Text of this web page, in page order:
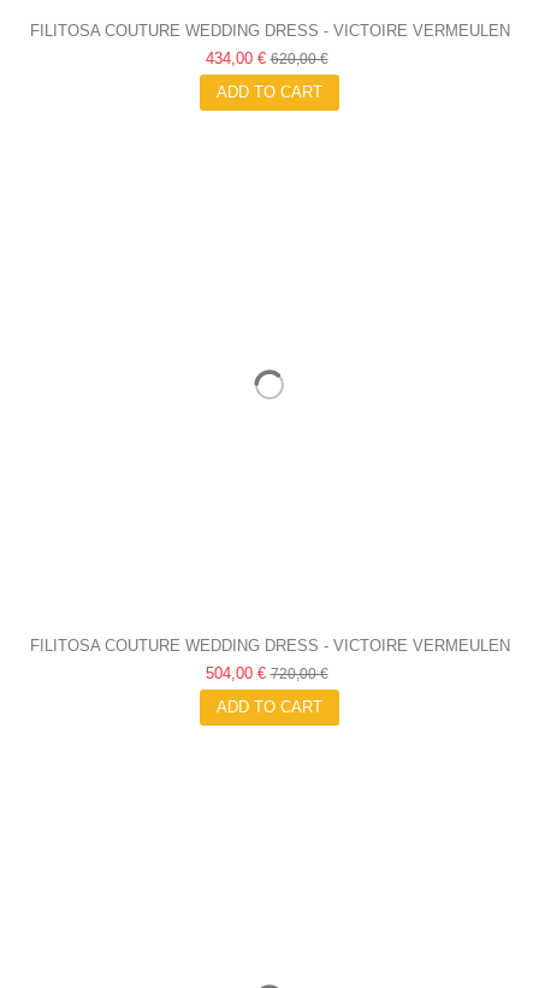
FILITOSA COUTURE WEDDING DRESS - VICTOIRE VERMEULEN
434,00 €620,00 €
ADD TO CART
FILITOSA COUTURE WEDDING DRESS - VICTOIRE VERMEULEN
504,00 €720,00 €
ADD TO CART